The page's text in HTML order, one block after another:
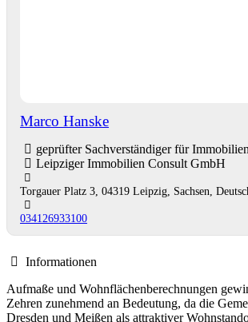
Marco Hanske
geprüfter Sachverständiger für
Leipziger Immobilien Consult GmbH
Torgauer Platz 3, 04319 Leipzig, Sachsen,
034126933100
Informationen
Aufmaße und Wohnflächenberechnungen
Zehren zunehmend an Bedeutung, da die
Dresden und Meißen als attraktiver